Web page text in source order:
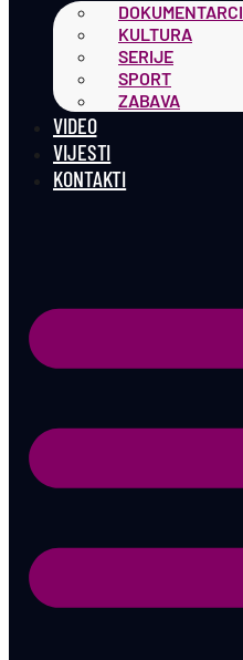
DOKUMENTARCI
KULTURA
SERIJE
SPORT
ZABAVA
VIDEO
VIJESTI
KONTAKTI